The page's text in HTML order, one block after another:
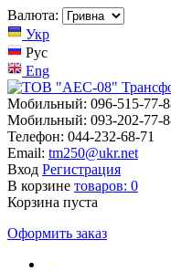
Валюта:
Укр
Рус
Eng
Мобильный: 096-515-77-
Мобильный: 093-202-77-
Телефон: 044-232-68-71
Email: tm250@ukr.net
Вход Регистрация
В корзине товаров: 0
Корзина пуста
Оформить заказ